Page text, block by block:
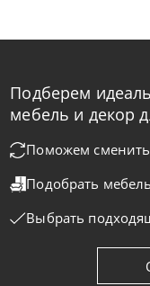
Cattelan Italia
На заказ 45-
Подберем
мебель и декор
Поможем
Подобрать
Выбрать